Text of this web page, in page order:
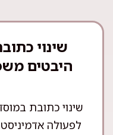
שינוי
היבטים
שינוי כתובת
לפעולה